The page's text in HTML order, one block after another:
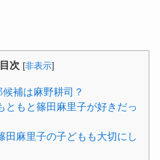
目次 [非表示]
補は麻野耕司？
ともと篠田麻里子が好きだっ
田麻里子の子どもも大切にし